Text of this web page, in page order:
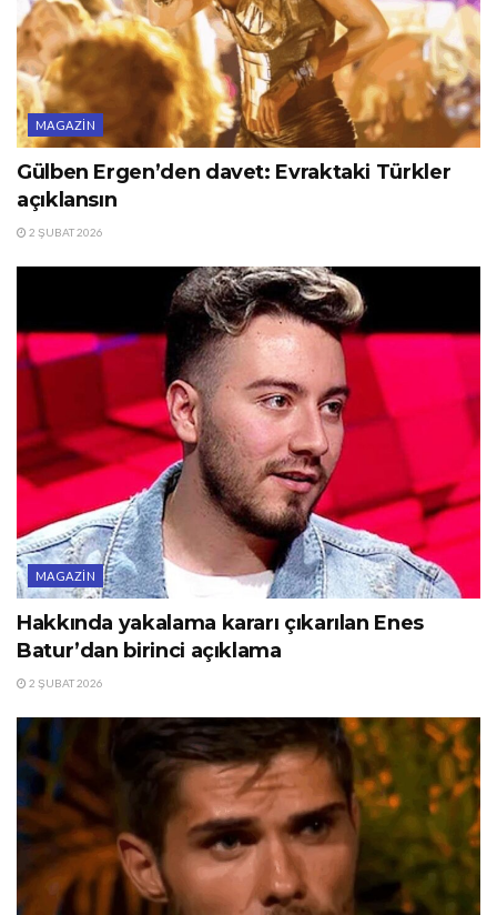
MAGAZIN
Gülben Ergen’den davet: Evraktaki Türkler
açıklansın
2 ŞUBAT 2026
MAGAZIN
Hakkında yakalama kararı çıkarılan Enes
Batur’dan birinci açıklama
2 ŞUBAT 2026